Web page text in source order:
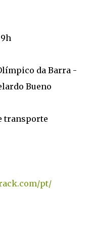
da Barra -
Bueno
transporte
pt/